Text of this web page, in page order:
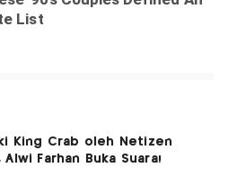
King Crab oleh Netizen
Alwi Farhan Buka Suara!